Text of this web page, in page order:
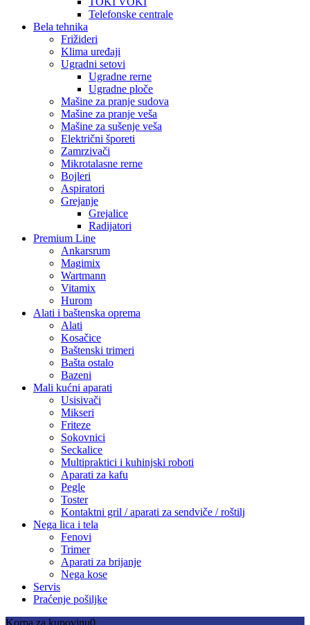
Telefonske centrale
Bela tehnika
Frižideri
Klima uređaji
Ugradni setovi
Ugradne rerne
Ugradne ploče
Mašine za pranje sudova
Mašine za pranje veša
Mašine za sušenje veša
Električni šporeti
Zamrzivači
Mikrotalasne rerne
Bojleri
Aspiratori
Grejanje
Grejalice
Radijatori
Premium Line
Ankarsrum
Magimix
Wartmann
Vitamix
Hurom
Alati i baštenska oprema
Alati
Kosačice
Baštenski trimeri
Bašta ostalo
Bazeni
Mali kućni aparati
Usisivači
Mikseri
Friteze
Sokovnici
Seckalice
Multipraktici i kuhinjski roboti
Aparati za kafu
Pegle
Toster
Kontaktni gril / aparati za sendviče / roštilj
Nega lica i tela
Fenovi
Trimer
Aparati za brijanje
Nega kose
Servis
Praćenje pošiljke
Korpa za kupovinu0